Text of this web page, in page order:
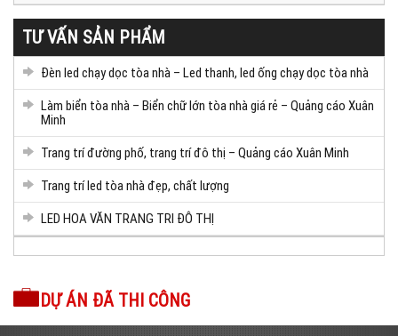
TƯ VẤN SẢN PHẨM
Đèn led chạy dọc tòa nhà – Led thanh, led ống chạy dọc tòa nhà
Làm biển tòa nhà – Biển chữ lớn tòa nhà giá rẻ – Quảng cáo Xuân
Minh
Trang trí đường phố, trang trí đô thị – Quảng cáo Xuân Minh
Trang trí led tòa nhà đẹp, chất lượng
LED HOA VĂN TRANG TRI ĐÔ THỊ
DỰ ÁN ĐÃ THI CÔNG